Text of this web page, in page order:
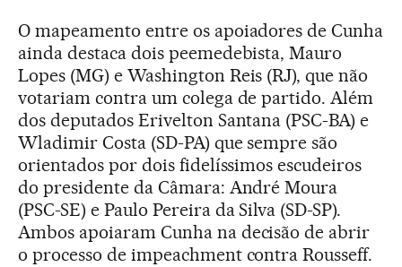
O mapeamento entre os apoiadores de Cunha
ainda destaca dois peemedebista, Mauro
Lopes (MG) e Washington Reis (RJ), que não
votariam contra um colega de partido. Além
dos deputados Erivelton Santana (PSC-BA) e
Wladimir Costa (SD-PA) que sempre são
orientados por dois fidelíssimos escudeiros
do presidente da Câmara: André Moura
(PSC-SE) e Paulo Pereira da Silva (SD-SP).
Ambos apoiaram Cunha na decisão de abrir
o processo de impeachment contra Rousseff.